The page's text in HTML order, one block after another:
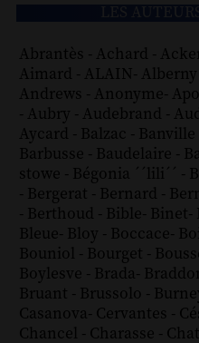
Abrantès - Achard -
Aimard - ALAIN- Alberny
Andrews - Anonyme-
- Aubry - Audebrand -
Aycard - Balzac - Banville
Barbusse - Baudelaire -
stowe - Bégonia ´´lili´´ -
- Bergerat - Bernard -
- Berthoud - Bible- Binet-
Bleue- Bloy - Boccace-
Bouniol - Bourget -
Boylesve - Brada-
Bruant - Brussolo -
Casanova- Cervantes -
Chancel - Charasse -